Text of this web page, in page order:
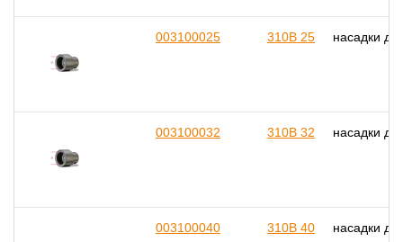
003100025 310B 25 насадки
003100032 310B 32 насадки
003100040 310B 40 насадки